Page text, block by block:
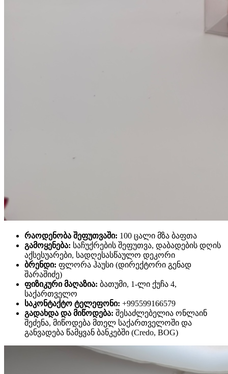
რაოდენობა შეფუთვაში: 100 ცალი მზა ბაფთა
გამოყენება: საჩუქრების შეფუთვა, დაბადების დღის
აქსესუარები, სადღესასწაულო დეკორი
ბრენდი: ფლორა ჰაუსი (დირექტორი გენად
შარაშიძე)
ფიზიკური მაღაზია: ბათუმი, 1-ლი ქუჩა 4,
საქართველო
საკონტაქტო ტელეფონი: +995599166579
გადახდა და მიწოდება: შესაძლებელია ონლაინ
შეძენა, მიწოდება მთელ საქართველოში და
განვადება წამყვან ბანკებში (Credo, BOG)